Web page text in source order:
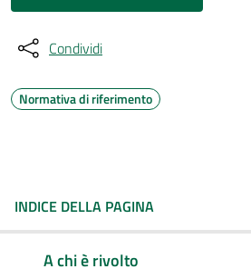
Condividi
Normativa di riferimento
INDICE DELLA PAGINA
A chi è rivolto